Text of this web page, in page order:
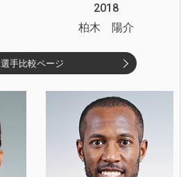
2018
柏木 陽介
選手比較ページ